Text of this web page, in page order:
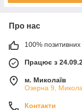
Про нас
100% позитивних
Працює з
м. Миколаїв
Озерна 9,
Контакти